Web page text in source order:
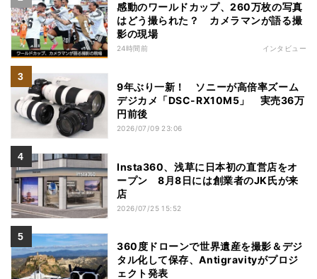
感動のワールドカップ、260万枚の写真
はどう撮られた？ カメラマンが語る撮
影の現場
24時間前 インタビュー
9年ぶり一新！ ソニーが高倍率ズーム
デジカメ「DSC-RX10M5」 実売36万
円前後
2026/07/09 23:06
Insta360、浅草に日本初の直営店をオ
ープン 8月8日には創業者のJK氏が来
店
2026/07/25 15:52
360度ドローンで世界遺産を撮影＆デジ
タル化して保存、Antigravityがプロジ
ェクト発表